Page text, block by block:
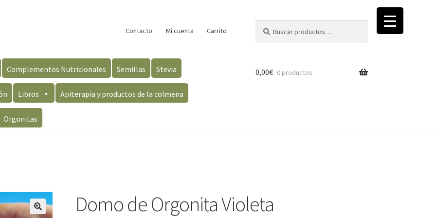
Contacto Mi cuenta Carrito
por:
Complementos Nutricionales Semillas Stevia
Libros Apiterapia y productos de la colmena
Orgonitas
0,00€ 0 productos
Domo de Orgonita Violeta